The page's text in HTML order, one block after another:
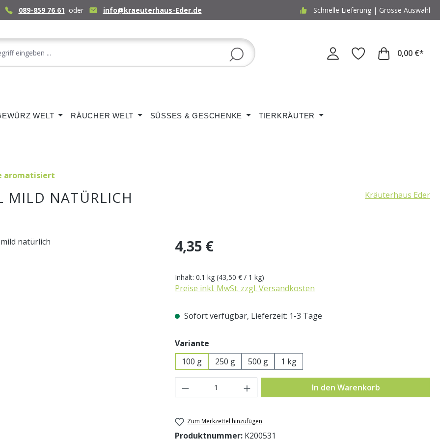
089-859 76 61 oder info@kraeuterhaus-Eder.de Schnelle Lieferung | Grosse Auswahl
0,00 €*
WELT RÄUCHER WELT SÜSSES & GESCHENKE TIERKRÄUTER
aromatisiert
MILD NATÜRLICH Kräuterhaus Eder
Regulärer Preis:
4,35 €
Inhalt: 0.1 kg (43,50 € / 1 kg)
Preise inkl. MwSt. zzgl. Versandkosten
Sofort verfügbar, Lieferzeit: 1-3 Tage
Variante
100 g
250 g 500 g 1 kg
Produkt Anzahl: Gib den gewünschten Wert
In den Warenkorb
Zum Merkzettel hinzufügen
Produktnummer: K200531